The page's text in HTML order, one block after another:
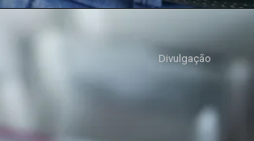
Divulgação